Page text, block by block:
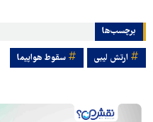
برچسب‌ها
ارتش لیبی سقوط هواپیما